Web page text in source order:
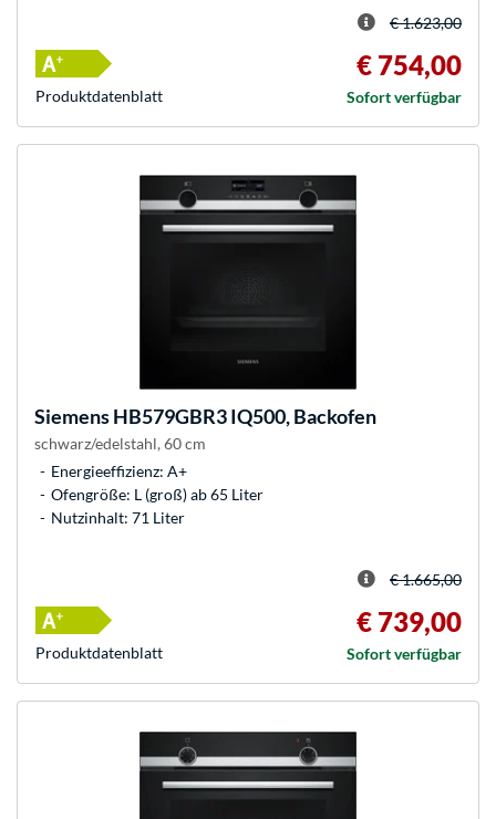
€ 1.623,00
€ 754,00
Sofort verfügbar
Produkt­datenblatt
SiemensHB579GBR3 IQ500, Backofen
schwarz/edelstahl, 60 cm
Energieeffizienz: A+
Ofengröße: L (groß) ab 65 Liter
Nutzinhalt: 71 Liter
€ 1.665,00
€ 739,00
Sofort verfügbar
Produkt­datenblatt